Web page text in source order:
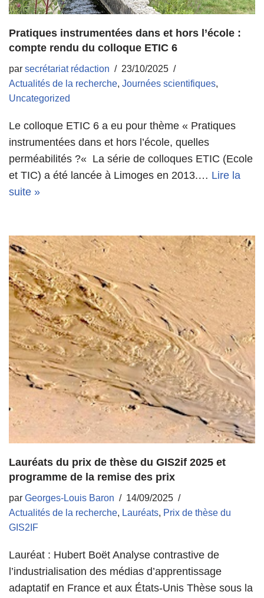
Pratiques instrumentées dans et hors l’école :
compte rendu du colloque ETIC 6
par secrétariat rédaction
23/10/2025
Actualités de la recherche, Journées scientifiques,
Uncategorized
Le colloque ETIC 6 a eu pour thème « Pratiques
instrumentées dans et hors l’école, quelles
perméabilités ?« La série de colloques ETIC (Ecole
et TIC) a été lancée à Limoges en 2013.… Lire la
suite »
Lauréats du prix de thèse du GIS2if 2025 et
programme de la remise des prix
par Georges-Louis Baron
14/09/2025
Actualités de la recherche, Lauréats, Prix de thèse du
GIS2IF
Lauréat : Hubert Boët Analyse contrastive de
l’industrialisation des médias d’apprentissage
adaptatif en France et aux États-Unis Thèse sous la